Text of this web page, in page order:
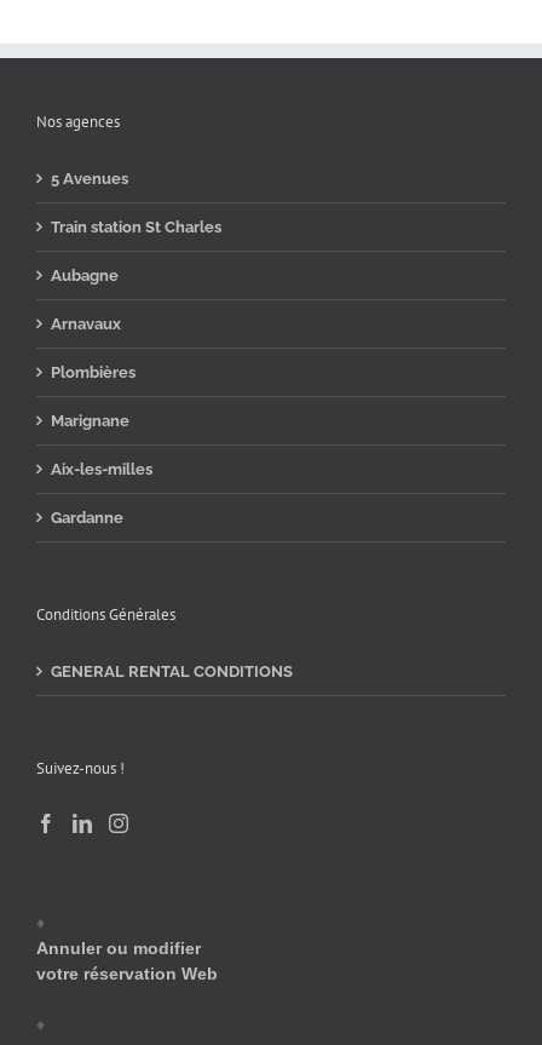
Nos agences
5 Avenues
Train station St Charles
Aubagne
Arnavaux
Plombières
Marignane
Aix-les-milles
Gardanne
Conditions Générales
GENERAL RENTAL CONDITIONS
Suivez-nous !
♦
Annuler ou modifier
votre réservation Web
♦